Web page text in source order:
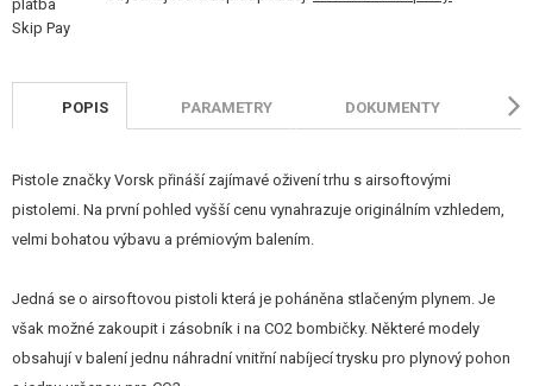
STAVEBNICE, MODELY
POŠKOZENÉ, POUŽITÉ ZBOŽÍ
NOVINKY
SLEVY, AKCE
KONTAKT
POPIS PARAMETRY DOKUMENTY
Pistole značky Vorsk přináší zajímavé oživení trhu s airsoftovými
pistolemi. Na první pohled vyšší cenu vynahrazuje originálním vzhledem,
velmi bohatou výbavu a prémiovým balením.
Jedná se o airsoftovou pistoli která je poháněna stlačeným plynem. Je
však možné zakoupit i zásobník i na CO2 bombičky. Některé modely
obsahují v balení jednu náhradní vnitřní nabíjecí trysku pro plynový pohon